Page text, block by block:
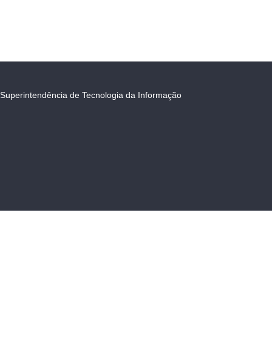
Superintendência de Tecnologia da Informação